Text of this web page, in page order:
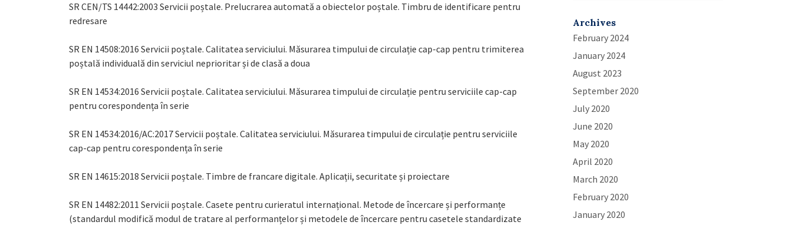
SR CEN/TS 14442:2003 Servicii poștale. Prelucrarea automată a obiectelor poștale. Timbru de identificare pentru
redresare
SR EN 14508:2016 Servicii poștale. Calitatea serviciului. Măsurarea timpului de circulație cap-cap pentru trimiterea
poștală individuală din serviciul neprioritar și de clasă a doua
SR EN 14534:2016 Servicii poștale. Calitatea serviciului. Măsurarea timpului de circulație pentru serviciile cap-cap
pentru corespondența în serie
SR EN 14534:2016/AC:2017 Servicii poștale. Calitatea serviciului. Măsurarea timpului de circulație pentru serviciile
cap-cap pentru corespondența în serie
SR EN 14615:2018 Servicii poștale. Timbre de francare digitale. Aplicații, securitate și proiectare
SR EN 14482:2011 Servicii poștale. Casete pentru curieratul internațional. Metode de încercare și performanțe
(standardul modifică modul de tratare al performanțelor și metodele de încercare pentru casetele standardizate
Archives
February 2024
January 2024
August 2023
September 2020
July 2020
June 2020
May 2020
April 2020
March 2020
February 2020
January 2020